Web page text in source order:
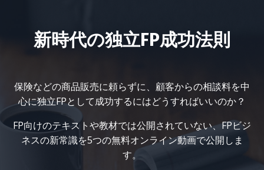
新時代の独立FP成功法則
保険などの商品販売に頼らずに、顧客からの相談料を中
心に独立FPとして成功するにはどうすればいいのか？
FP向けのテキストや教材では公開されていない、FPビジ
ネスの新常識を5つの無料オンライン動画で公開しま
す。